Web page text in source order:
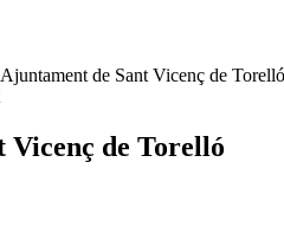
Ajuntament de Sant Vicenç de Torelló
Vicenç de Torelló